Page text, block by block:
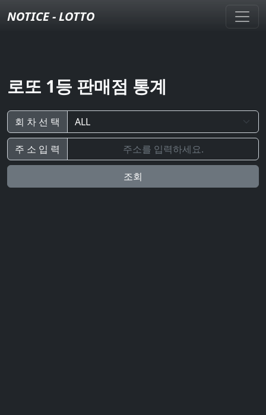
NOTICE - LOTTO
로또 1등 판매점 통계
회 차 선 택
주 소 입 력
조회